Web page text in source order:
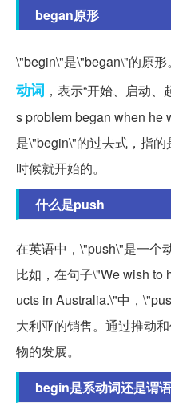
began原形
\"begin\"是\"began\"的原
动词 ，表示“开始、启动
s problem began when he
是\"begin\"的过去式，指
时候就开始的。
什么是push
在英语中，\"push\"是一个
比如，在句子\"We wish to
ucts in Australia.\"中，
大利亚的销售。通过推动
物的发展。
begin是系动词还是谓语